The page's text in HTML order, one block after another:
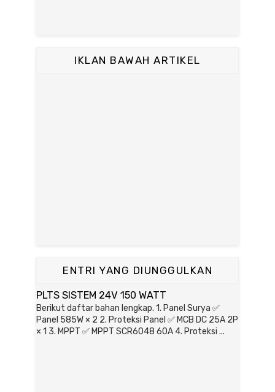
IKLAN BAWAH ARTIKEL
ENTRI YANG DIUNGGULKAN
PLTS SISTEM 24V 150 WATT
Berikut daftar bahan lengkap. 1. Panel Surya ✅
Panel 585W × 2 2. Proteksi Panel ✅ MCB DC 25A 2P
× 1 3. MPPT ✅ MPPT SCR6048 60A 4. Proteksi ...